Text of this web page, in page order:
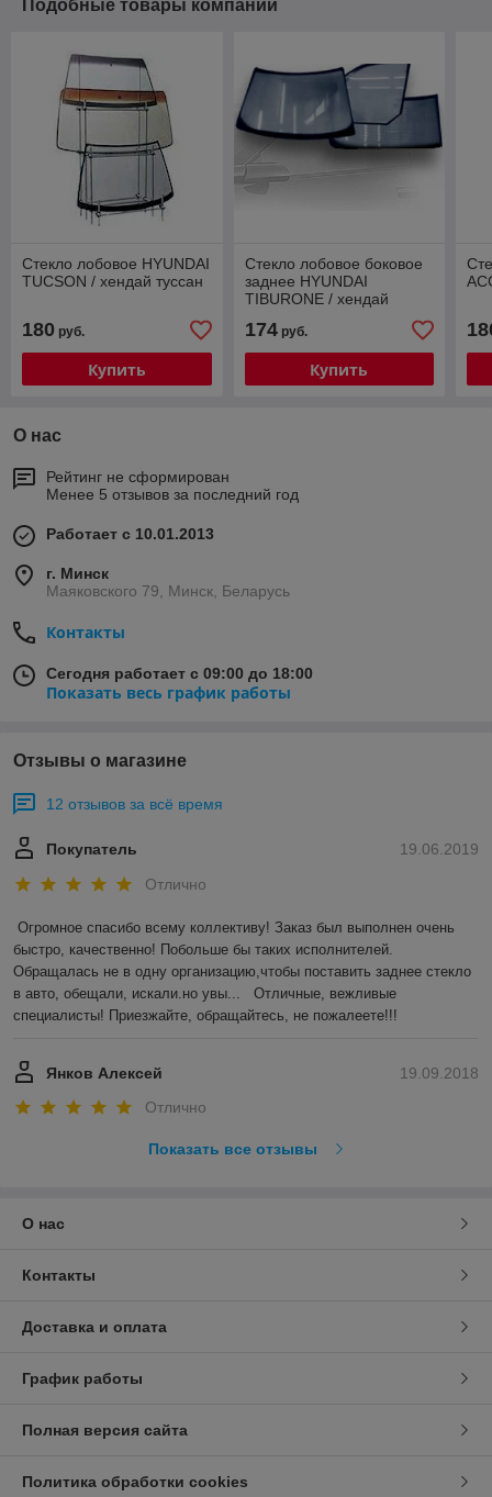
Подобные товары компании
Стекло лобовое HYUNDAI
TUCSON / хендай туссан
180 руб.
Купить
Стекло лобовое боковое
заднее HYUNDAI
TIBURONE / хендай
174руб.
Купить
О нас
Рейтинг не сформирован
Менее 5 отзывов за последний год
Работает с 10.01.2013
г. Минск
Маяковского 79, Минск, Беларусь
Контакты
Сегодня работает с 09:00 до 18:00
Показать весь график работы
Отзывы о магазине
12 отзывов за всё время
19.06.2019
Покупатель
Отлично
Огромное спасибо всему коллективу! Заказ был выполнен очень
быстро, качественно! Побольше бы таких исполнителей.
Обращалась не в одну организацию,чтобы поставить заднее стекло
в авто, обещали, искали.но увы...   Отличные, вежливые
специалисты! Приезжайте, обращайтесь, не пожалеете!!!
19.09.2018
Янков Алексей
Отлично
Показать все отзывы
О нас
Контакты
Доставка и оплата
График работы
Полная версия сайта
Политика обработки cookies